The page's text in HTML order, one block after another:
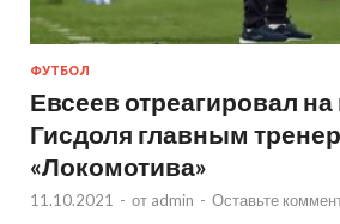
ФУТБОЛ
Евсеев отреагировал на
Гисдоля главным
«Локомотива»
11.10.2021 - от admin - Оставьте